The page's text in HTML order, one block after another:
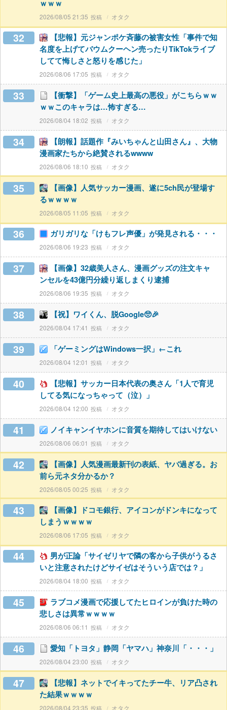
ｗｗｗ
2026/08/05 21:35 オタク
32
【悲報】元ジャンポケ斉藤の被害女性「事件で知
名度を上げてバウムクーヘン売ったりTikTokライブ
してて悔しさと怒りを感じた」
2026/08/06 17:05 オタク
33
【衝撃】「ゲーム史上最高の悪役」がこちらｗｗ
ｗｗこのキャラは…怖すぎる…
2026/08/04 18:02 オタク
34
【朗報】話題作『みいちゃんと山田さん』、大物
漫画家たちから絶賛されるwwww
2026/08/06 18:10 オタク
35
【画像】人気サッカー漫画、遂に5ch民が登場す
るｗｗｗｗ
2026/08/05 11:05 オタク
36 ガリガリな「けもフレ声優」が発見される・・・
2026/08/06 19:23 オタク
37
【画像】32歳美人さん、漫画グッズの注文キャ
ンセルを43億円分繰り返しまくり逮捕
2026/08/06 19:35 オタク
38 【祝】ワイくん、脱Google🥺🎉
2026/08/04 17:41 オタク
39 「ゲーミングはWindows一択」←これ
2026/08/04 12:01 オタク
40
【悲報】サッカー日本代表の奥さん「1人で育児
してる気になっちゃって（泣）」
2026/08/04 12:00 オタク
41 ノイキャンイヤホンに音質を期待してはいけない
2026/08/06 06:01 オタク
42
【画像】人気漫画最新刊の表紙、ヤバ過ぎる。お
前ら元ネタ分かるか？
2026/08/05 00:25 オタク
43
【画像】ドコモ銀行、アイコンがドンキになって
しまうｗｗｗｗ
2026/08/06 17:05 オタク
44
男が正論「サイゼリヤで隣の客から子供がうるさ
いと注意されたけどサイゼはそういう店では？」
2026/08/04 18:00 オタク
45
ラブコメ漫画で応援してたヒロインが負けた時の
悲しさは異常ｗｗｗｗ
2026/08/06 06:11 オタク
46 愛知「トヨタ」静岡「ヤマハ」神奈川「・・・」
2026/08/04 23:00 オタク
47
【悲報】ネットでイキってたチー牛、リア凸され
た結果ｗｗｗｗ
2026/08/04 23:35 オタク